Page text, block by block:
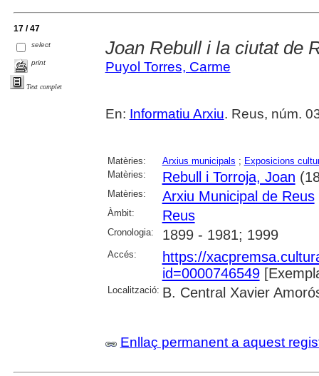
17 / 47
select
print
Text complet
Joan Rebull i la ciutat de
Puyol Torres, Carme
En: Informatiu Arxiu. Reus, núm.
Matèries: Arxius municipals ; Exposicions
Matèries:
Rebull i Torroja, Joan
Matèries: Arxiu Municipal de Reus
Àmbit: Reus
Cronologia: 1899 - 1981; 1999
Accés:
https://
id=0000746549
Localització: B. Central Xavier
Enllaç permanent a aquest